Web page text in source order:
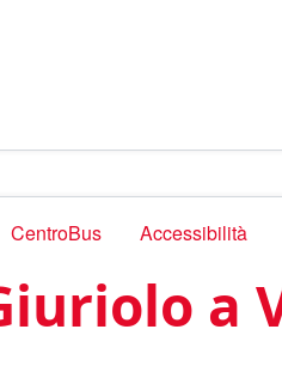
CentroBus Accessibilità
a